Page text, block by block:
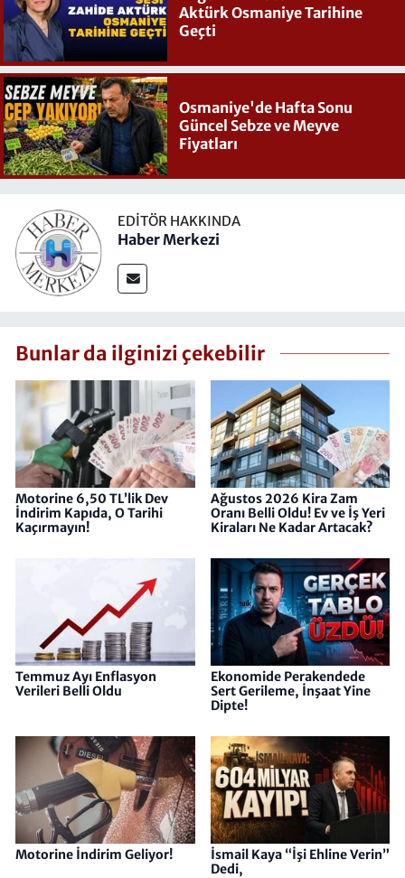
Aktürk Osmaniye Tarihine
Geçti
Osmaniye'de Hafta Sonu
Güncel Sebze ve Meyve
Fiyatları
EDITÖR HAKKINDA
Haber Merkezi
Bunlar da ilginizi çekebilir
Motorine 6,50 TL’lik Dev
İndirim Kapıda, O Tarihi
Kaçırmayın!
Ağustos 2026 Kira Zam
Oranı Belli Oldu! Ev ve İş Yeri
Kiraları Ne Kadar Artacak?
Temmuz Ayı Enflasyon
Verileri Belli Oldu
Ekonomide Perakendede
Sert Gerileme, İnşaat Yine
Dipte!
Motorine İndirim Geliyor!
İsmail Kaya “İşi Ehline Verin”
Dedi,